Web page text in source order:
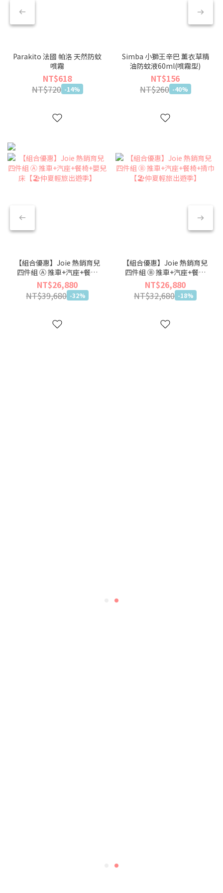
Parakito 法國 帕洛 天然防蚊
噴霧
NT$618
NT$720 -14%
Simba 小獅王辛巴 薰衣草精
油防蚊液60ml(噴霧型)
NT$156
NT$260 -40%
【組合優惠】Joie 熱銷育兒
四件組 Ⓐ 推車+汽座+餐椅
+嬰兒床【🏖仲夏輕旅出遊
季】
NT$26,880
NT$39,680 -32%
【組合優惠】Joie 熱銷育兒
四件組 Ⓑ 推車+汽座+餐椅
+揹巾【🏖仲夏輕旅出遊季】
NT$26,880
NT$32,680 -18%